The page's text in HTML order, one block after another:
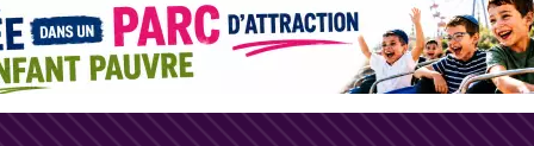
Odaya vient de donner son Maasser
2 personnes viennent de nous rejoindre sur WhatsApp
13 personnes viennent de demander une bénédiction
12 nouvelles musiques dans Torah-Box Music